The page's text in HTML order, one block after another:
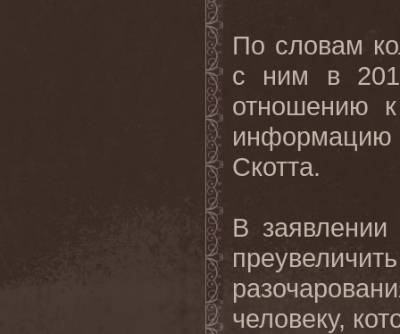
По словам
с ним в
отношению
Скотта.
В заявлении
человеку,